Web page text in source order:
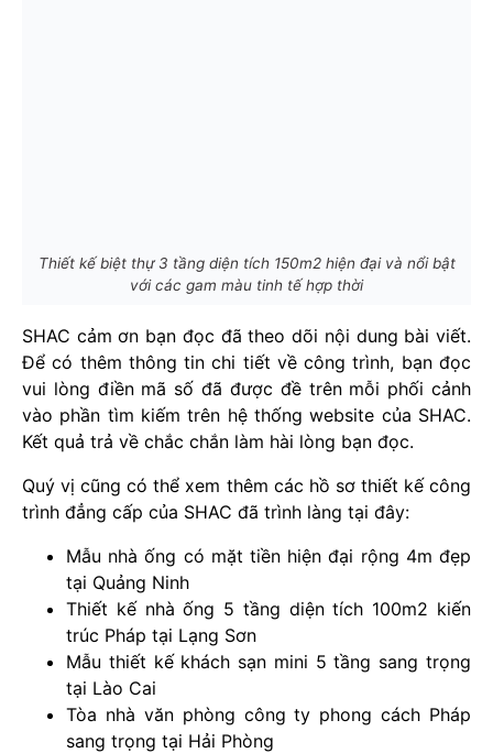
Thiết kế biệt thự 3 tầng diện tích 150m2 hiện đại và nổi bật
với các gam màu tinh tế hợp thời
SHAC cảm ơn bạn đọc đã theo dõi nội dung bài viết.
Để có thêm thông tin chi tiết về công trình, bạn đọc
vui lòng điền mã số đã được đề trên mỗi phối cảnh
vào phần tìm kiếm trên hệ thống website của SHAC.
Kết quả trả về chắc chắn làm hài lòng bạn đọc.
Quý vị cũng có thể xem thêm các hồ sơ thiết kế công
trình đẳng cấp của SHAC đã trình làng tại đây:
Mẫu nhà ống có mặt tiền hiện đại rộng 4m đẹp
tại Quảng Ninh
Thiết kế nhà ống 5 tầng diện tích 100m2 kiến
trúc Pháp tại Lạng Sơn
Mẫu thiết kế khách sạn mini 5 tầng sang trọng
tại Lào Cai
Tòa nhà văn phòng công ty phong cách Pháp
sang trọng tại Hải Phòng